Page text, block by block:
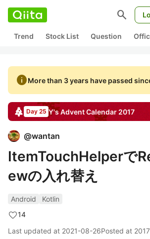
search
Trend Stock List Question
infoMore than 3 years have passed
Day 25 Y'sAdvent Calendar 2017
@wantan
ItemTouchHelperで
ewの入れ替え
Android
Kotlin
14
Last updated at 2021-08-26Posted at